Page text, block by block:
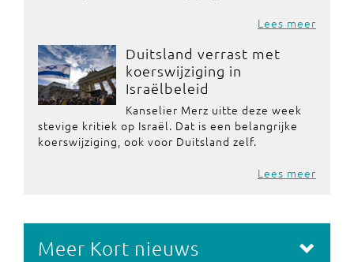
Lees meer
Duitsland verrast met
koerswijziging in
Israëlbeleid
Kanselier Merz uitte deze week
stevige kritiek op Israël. Dat is een belangrijke
koerswijziging, ook voor Duitsland zelf.
Lees meer
Meer Kort nieuws